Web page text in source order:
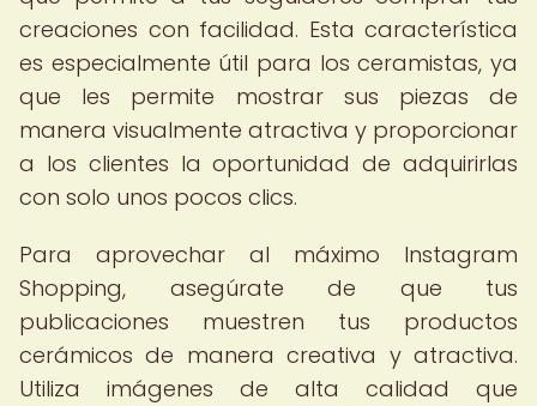
creaciones con facilidad. Esta característica
es especialmente útil para los ceramistas, ya
que les permite mostrar sus piezas de
manera visualmente atractiva y proporcionar
a los clientes la oportunidad de adquirirlas
con solo unos pocos clics.
Para aprovechar al máximo Instagram
Shopping, asegúrate de que tus
publicaciones muestren tus productos
cerámicos de manera creativa y atractiva.
Utiliza imágenes de alta calidad que